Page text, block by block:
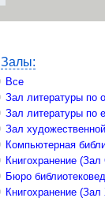
Залы:
Все
Зал литературы по
Зал литературы по
Зал
Компьютерная
Книгохранение
Бюро
Книгохранение